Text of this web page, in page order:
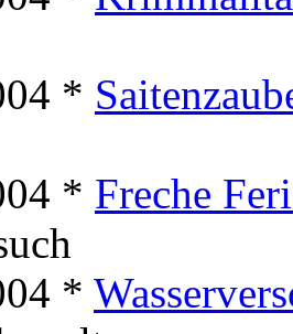
*
* Freche
*